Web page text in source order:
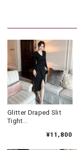
Glitter Draped Slit
Tight
¥11,800